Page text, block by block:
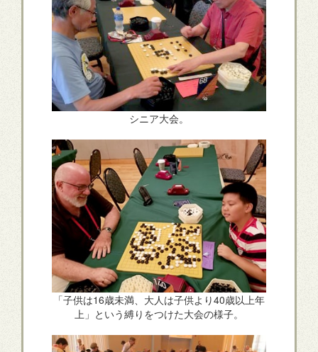
シニア大会。
「子供は16歳未満、大人は子供より40歳以上年
上」という縛りをつけた大会の様子。